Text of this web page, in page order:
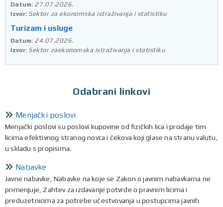
Datum: 27.07.2026.
Izvor: Sektor za ekonomska istraživanja i statistiku
Turizam i usluge
Datum: 24.07.2026.
Izvor: Sektor zaekonomska istraživanja i statistiku
Odabrani linkovi
Menjački poslovi
Menjački poslovi su poslovi kupovine od fizičkih lica i prodaje tim
licima efektivnog stranog novca i čekova koji glase na stranu valutu,
u skladu s propisima.
Nabavke
Javne nabavke, Nabavke na koje se Zakon o javnim nabavkama ne
primenjuje, Zahtev za izdavanje potvrde o pravnim licima i
preduzetnicima za potrebe učestvovanja u postupcima javnih